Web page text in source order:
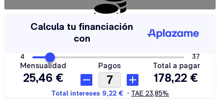
¿Quieres financiar tu compra? Calcula tus cuotas aquí.